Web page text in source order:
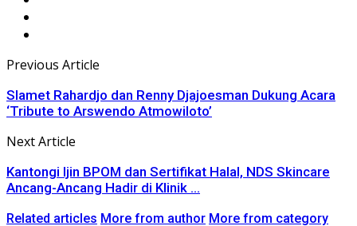
Previous Article
Slamet Rahardjo dan Renny Djajoesman Dukung Acara
‘Tribute to Arswendo Atmowiloto’
Next Article
Kantongi Ijin BPOM dan Sertifikat Halal, NDS Skincare
Ancang-Ancang Hadir di Klinik ...
Related articles More from author More from category